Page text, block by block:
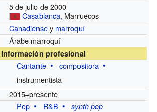
5 de julio de 2000
Casablanca, Marruecos
Canadiensey marroquí
Árabe marroquí
Información profesional
Cantante
compositora
instrumentista
2015–presente
Pop R&B
synth pop